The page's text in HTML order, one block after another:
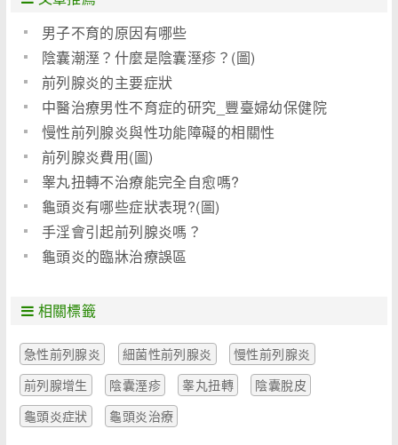
男子不育的原因有哪些
陰囊潮溼？什麼是陰囊溼疹？(圖)
前列腺炎的主要症狀
中醫治療男性不育症的研究_豐臺婦幼保健院
慢性前列腺炎與性功能障礙的相關性
前列腺炎費用(圖)
睾丸扭轉不治療能完全自愈嗎?
龜頭炎有哪些症狀表現?(圖)
手淫會引起前列腺炎嗎？
龜頭炎的臨牀治療誤區
相關標籤
急性前列腺炎 細菌性前列腺炎
慢性前列腺炎
前列腺增生
陰囊溼疹 睾丸扭轉
陰囊脫皮
龜頭炎症狀
龜頭炎治療